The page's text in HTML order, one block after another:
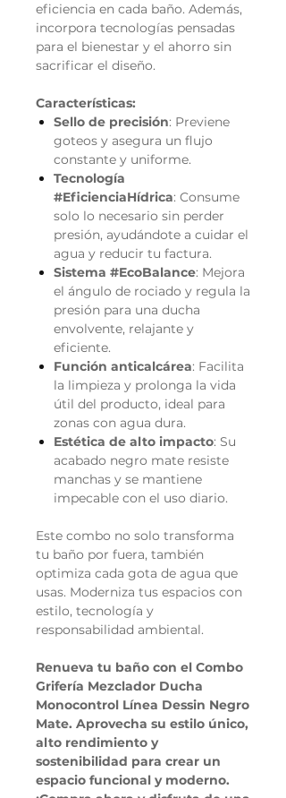
eficiencia en cada baño. Además,
incorpora tecnologías pensadas
para el bienestar y el ahorro sin
sacrificar el diseño.
Características:
Sello de precisión: Previene
goteos y asegura un flujo
constante y uniforme.
Tecnología
#EficienciaHídrica: Consume
solo lo necesario sin perder
presión, ayudándote a cuidar el
agua y reducir tu factura.
Sistema #EcoBalance: Mejora
el ángulo de rociado y regula la
presión para una ducha
envolvente, relajante y
eficiente.
Función anticalcárea: Facilita
la limpieza y prolonga la vida
útil del producto, ideal para
zonas con agua dura.
Estética de alto impacto: Su
acabado negro mate resiste
manchas y se mantiene
impecable con el uso diario.
Este combo no solo transforma
tu baño por fuera, también
optimiza cada gota de agua que
usas. Moderniza tus espacios con
estilo, tecnología y
responsabilidad ambiental.
Renueva tu baño con el Combo
Grifería Mezclador Ducha
Monocontrol Línea Dessin Negro
Mate. Aprovecha su estilo único,
alto rendimiento y
sostenibilidad para crear un
espacio funcional y moderno.